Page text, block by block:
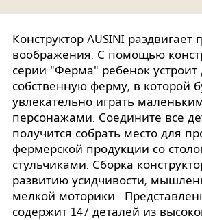
Конструктор AUSINI раздвигает
воображения. С помощью
серии "Ферма" ребенок устроит
собственную ферму, в которой
увлекательно играть
персонажами. Соедините все
получится собрать место для
фермерской продукции со
стульчиками. Сборка
развитию усидчивости,
мелкой моторики.
содержит 147 деталей из